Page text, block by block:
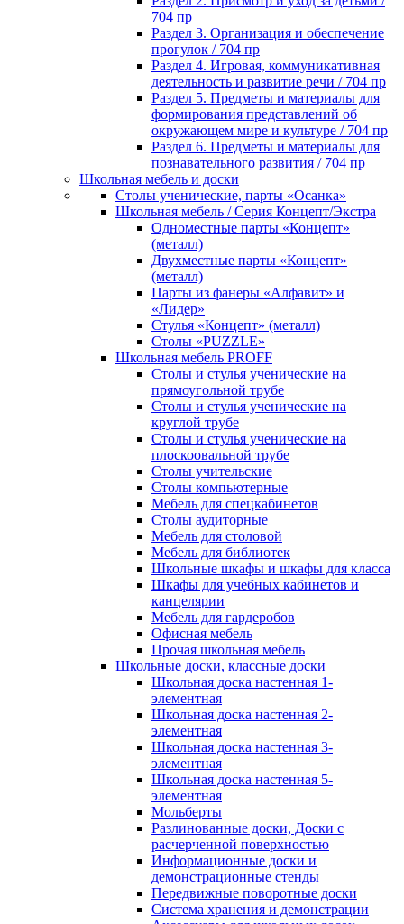
704 пр
Раздел 3. Организация и обеспечение
прогулок / 704 пр
Раздел 4. Игровая, коммуникативная
деятельность и развитие речи / 704 пр
Раздел 5. Предметы и материалы для
формирования представлений об
окружающем мире и культуре / 704 пр
Раздел 6. Предметы и материалы для
познавательного развития / 704 пр
Школьная мебель и доски
Столы ученические, парты «Осанка»
Школьная мебель / Серия Концепт/Экстра
Одноместные парты «Концепт»
(металл)
Двухместные парты «Концепт»
(металл)
Парты из фанеры «Алфавит» и
«Лидер»
Стулья «Концепт» (металл)
Столы «PUZZLE»
Школьная мебель PROFF
Столы и стулья ученические на
прямоугольной трубе
Столы и стулья ученические на
круглой трубе
Столы и стулья ученические на
плоскоовальной трубе
Столы учительские
Столы компьютерные
Мебель для спецкабинетов
Столы аудиторные
Мебель для столовой
Мебель для библиотек
Школьные шкафы и шкафы для класса
Шкафы для учебных кабинетов и
канцелярии
Мебель для гардеробов
Офисная мебель
Прочая школьная мебель
Школьные доски, классные доски
Школьная доска настенная 1-
элементная
Школьная доска настенная 2-
элементная
Школьная доска настенная 3-
элементная
Школьная доска настенная 5-
элементная
Мольберты
Разлинованные доски, Доски с
расчерченной поверхностью
Информационные доски и
демонстрационные стенды
Передвижные поворотные доски
Система хранения и демонстрации